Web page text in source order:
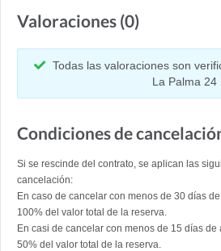
Valoraciones (0)
Todas las valoraciones son
La Palma 24
Condiciones de
Si se rescinde del contrato, se aplican las
cancelación:
En caso de cancelar con menos de 30 días
100% del valor total de la reserva.
En casi de cancelar con menos de 15 días de
50% del valor total de la reserva.